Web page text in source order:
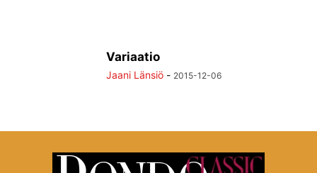
Variaatio
Jaani Länsiö - 2015-12-06